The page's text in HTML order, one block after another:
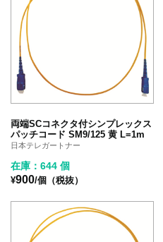
両端SCコネクタ付シンプレックス
パッチコード SM9/125 黄 L=1m
日本テレガートナー
在庫：644 個
¥900/個（税抜）